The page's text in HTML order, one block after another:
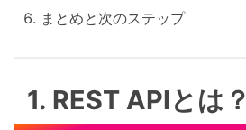
まとめと次のステップ
1. REST APIとは？